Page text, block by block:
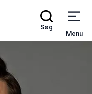
Søg
Menu